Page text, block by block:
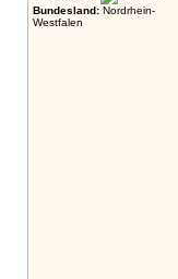
Bundesland: Nordrhein-
Westfalen